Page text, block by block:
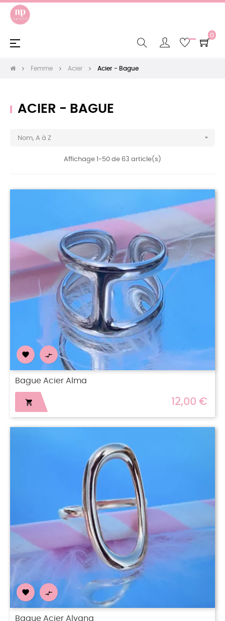
0
Basculer
☰
Femme Acier Acier - Bague
ACIER - BAGUE
Nom, A à Z 
Affichage 1-50 de 63 article(s)
 
Bague Acier Alma
 12,00 €
 
Bague Acier Alyana